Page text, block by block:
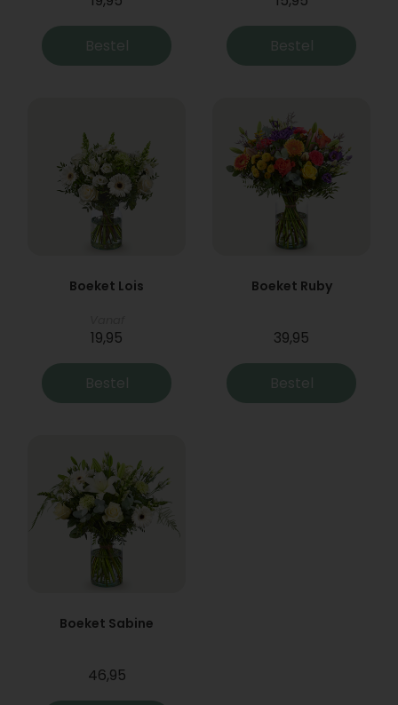
Bestel Bestel
Boeket Lois
19,95
Bestel
Boeket Ruby
39,95
Bestel
Boeket Sabine
46,95